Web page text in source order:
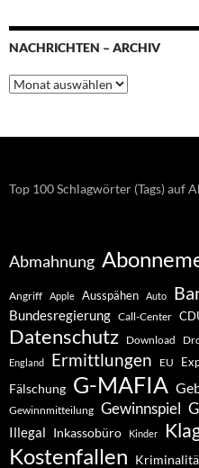
NACHRICHTEN – ARCHIV
Nachrichten
–
Top 100 Schlagwörter (Tags) auf
Abmahnung
Angriff Apple Ausspähen Auto
Bundesregierung Call-Center
Datenschutz Download
England Ermittlungen EU
Fälschung G-MAFIA
Gewinnmitteilung Gewinnspiel
Illegal Inkassobüro Kinder
Kostenfallen